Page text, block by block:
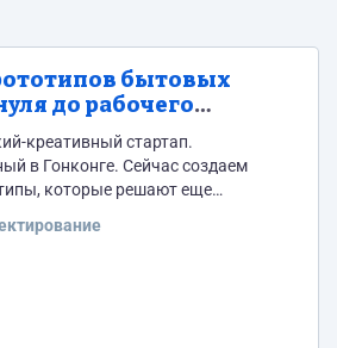
бытовых
до рабочего
международных
креативный стартап.
в Гонконге. Сейчас создаем
которые решают еще
представить их на
таланты, потому что на
Нам нужны те, которые
продукты, меняющие жизнь и